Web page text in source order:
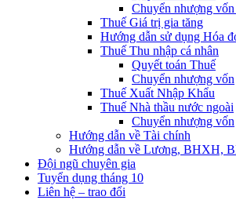
Chuyển nhượng
Thuế Giá trị gia tăng
Hướng dẫn sử dụng Hóa
Thuế Thu nhập cá nhân
Quyết toán Thuế
Chuyển nhượng vốn
Thuế Xuất Nhập Khẩu
Thuế Nhà thầu nước ngoài
Chuyển nhượng vốn
Hướng dẫn về Tài chính
Hướng dẫn về Lương, BHXH,
Đội ngũ chuyên gia
Tuyển dụng tháng 10
Liên hệ – trao đổi